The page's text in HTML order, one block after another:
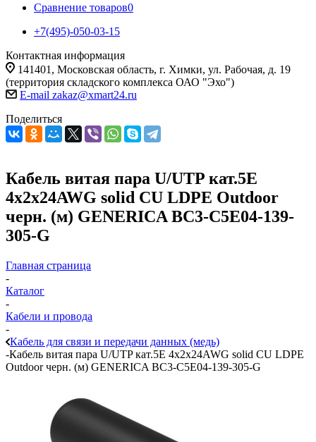
Сравнение товаров0
+7(495)-050-03-15
Контактная информация
141401, Московская область, г. Химки, ул. Рабочая, д. 19
(территория складского комплекса ОАО "Эхо")
E-mail zakaz@xmart24.ru
Поделиться
Кабель витая пара U/UTP кат.5E
4х2х24AWG solid CU LDPE Outdoor
черн. (м) GENERICA BC3-C5E04-139-
305-G
Главная страница
-
Каталог
-
Кабели и провода
-
Кабель для связи и передачи данных (медь)
-Кабель витая пара U/UTP кат.5E 4х2х24AWG solid CU LDPE
Outdoor черн. (м) GENERICA BC3-C5E04-139-305-G